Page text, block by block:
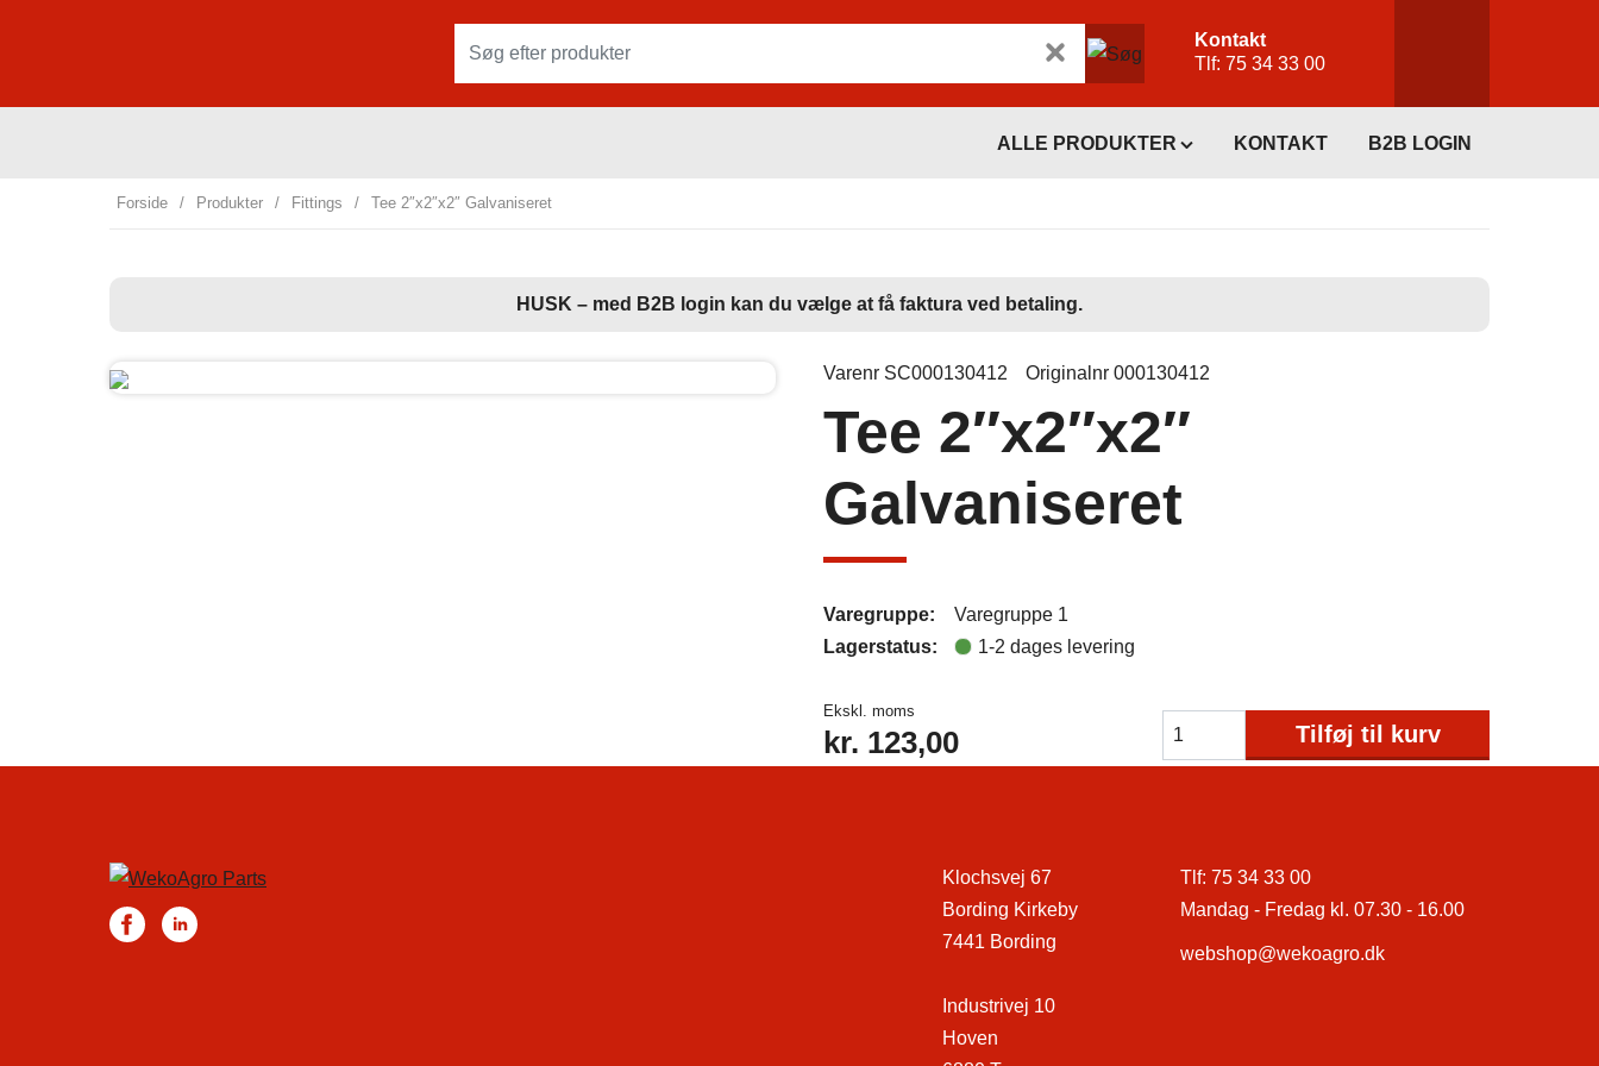
Kontakt
Tlf: 75 34 33 00
ALLE PRODUKTER KONTAKT B2B LOGIN
Forside / Produkter / Fittings / Tee 2″x2″x2″ Galvaniseret
HUSK – med B2B login kan du vælge at få faktura ved betaling.
Varenr SC000130412 Originalnr 000130412
Tee 2″x2″x2″
Galvaniseret
Varegruppe:
Varegruppe 1
Lagerstatus:
1-2 dages levering
Ekskl. moms
kr. 123,00 Tilføj til kurv
Klochsvej 67
Bording Kirkeby
7441 Bording
Industrivej 10
Hoven
Tlf: 75 34 33 00
Mandag - Fredag kl. 07.30 - 16.00
webshop@wekoagro.dk